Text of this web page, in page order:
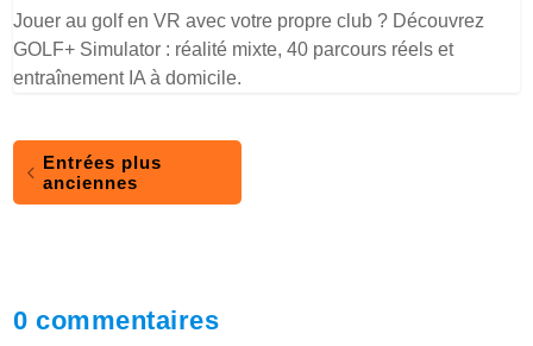
Jouer au golf en VR avec votre propre club ? Découvrez
GOLF+ Simulator : réalité mixte, 40 parcours réels et
entraînement IA à domicile.
Entrées plus
anciennes
0 commentaires